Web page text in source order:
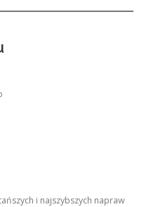
i najszybszych napraw